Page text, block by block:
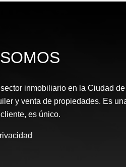
inmobiliario en la Ciudad
y venta de propiedades. Es
es único.